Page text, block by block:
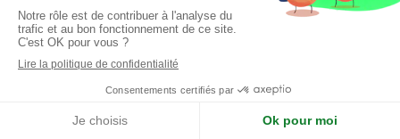
Appeler Demander un devis